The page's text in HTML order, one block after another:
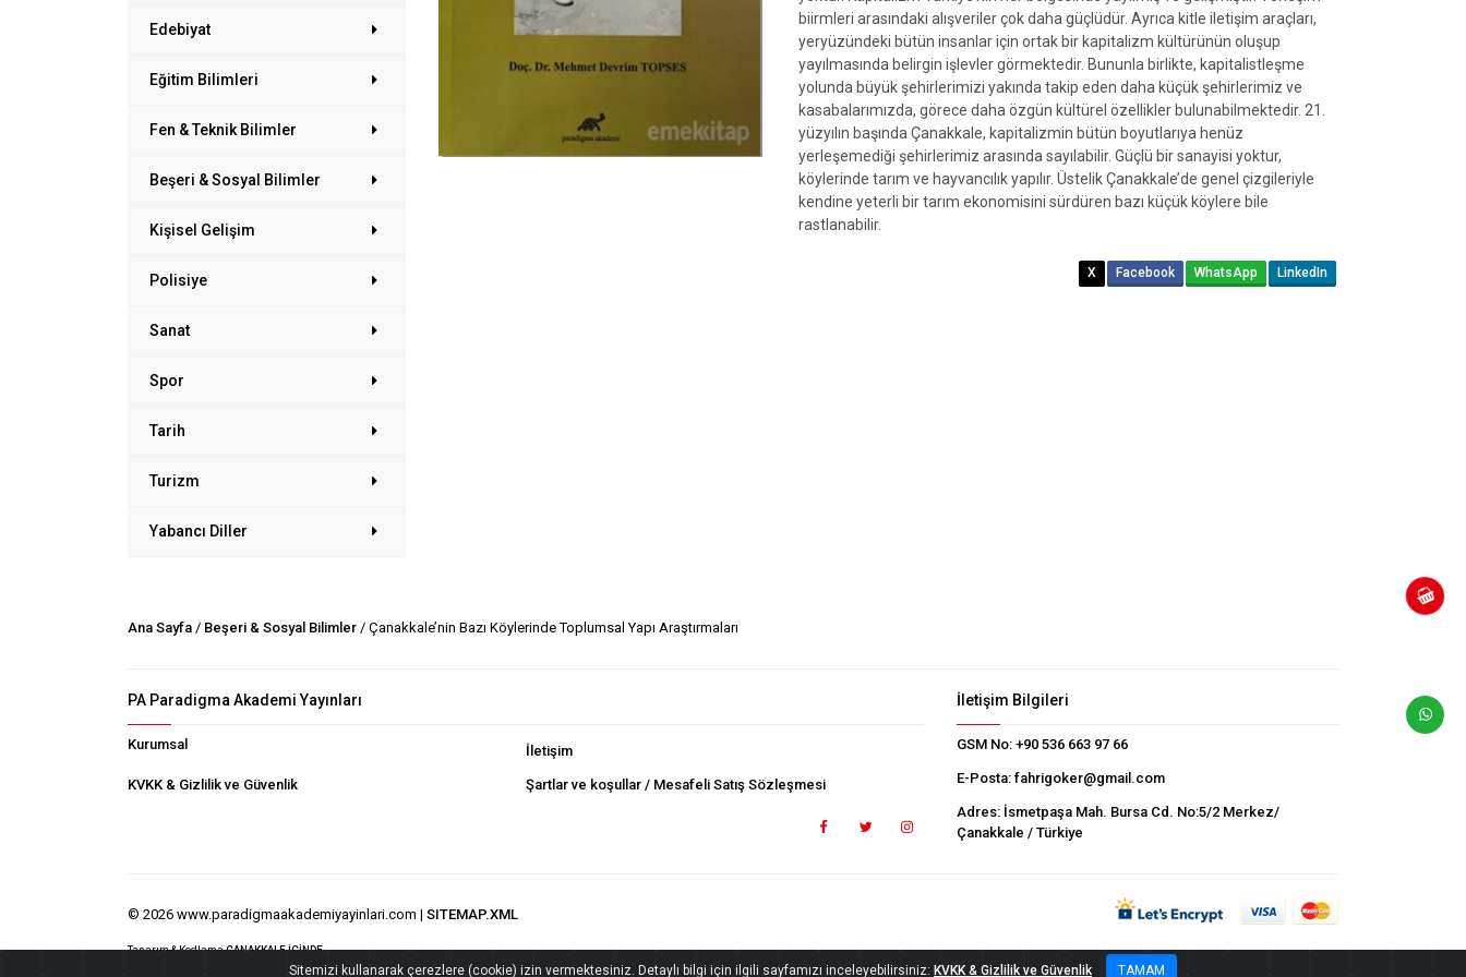
Edebiyat
Eğitim Bilimleri
Fen & Teknik Bilimler
Beşeri & Sosyal Bilimler
Kişisel Gelişim
Polisiye
Sanat
Spor
Tarih
Turizm
Yabancı Diller
biirmleri arasındaki alışveriler çok daha güçlüdür. Ayrıca kitle iletişim araçları,
yeryüzündeki bütün insanlar için ortak bir kapitalizm kültürünün oluşup
yayılmasında belirgin işlevler görmektedir. Bununla birlikte, kapitalistleşme
yolunda büyük şehirlerimizi yakında takip eden daha küçük şehirlerimiz ve
kasabalarımızda, görece daha özgün kültürel özellikler bulunabilmektedir. 21.
yüzyılın başında Çanakkale, kapitalizmin bütün boyutlarıya henüz
yerleşemediği şehirlerimiz arasında sayılabilir. Güçlü bir sanayisi yoktur,
köylerinde tarım ve hayvancılık yapılır. Üstelik Çanakkale’de genel çizgileriyle
kendine yeterli bir tarım ekonomisini sürdüren bazı küçük köylere bile
rastlanabilir.
X Facebook WhatsApp LinkedIn
Ana Sayfa / Beşeri & Sosyal Bilimler / Çanakkale’nin Bazı Köylerinde Toplumsal Yapı Araştırmaları
PA Paradigma Akademi Yayınları
Kurumsal İletişim
KVKK & Gizlilik ve Güvenlik Şartlar ve koşullar / Mesafeli Satış Sözleşmesi
İletişim Bilgileri
GSM No: +90 536 663 97 66
E-Posta: fahrigoker@gmail.com
Adres: İsmetpaşa Mah. Bursa Cd. No:5/2 Merkez/
Çanakkale / Türkiye
© 2026 www.paradigmaakademiyayinlari.com | SITEMAP.XML
Tasarım & KodlamaÇANAKKALE İÇİNDE
Sitemizi kullanarak çerezlere (cookie) izin vermektesiniz. Detaylı bilgi için ilgili sayfamızı inceleyebilirsiniz: KVKK & Gizlilik ve Güvenlik TAMAM